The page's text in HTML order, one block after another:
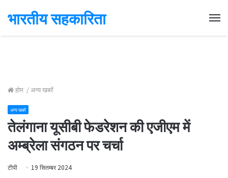
भारतीय सहकारिता
होम /अन्य खबरें
अन्य खबरें
तेलंगाना यूसीबी फेडरेशन की एजीएम में
अम्ब्रेला संगठन पर चर्चा
टीपी 19 सितम्बर 2024